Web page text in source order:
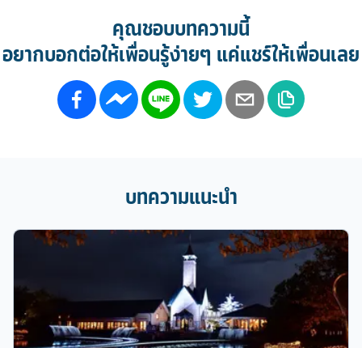
คุณชอบบทความนี้
อยากบอกต่อให้เพื่อนรู้ง่ายๆ แค่แชร์ให้เพื่อนเลย
บทความแนะนำ